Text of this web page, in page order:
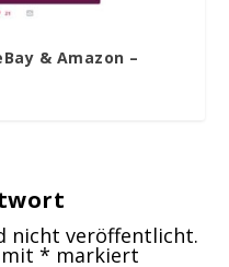
& Amazon –
nicht veröffentlicht.
mit* markiert